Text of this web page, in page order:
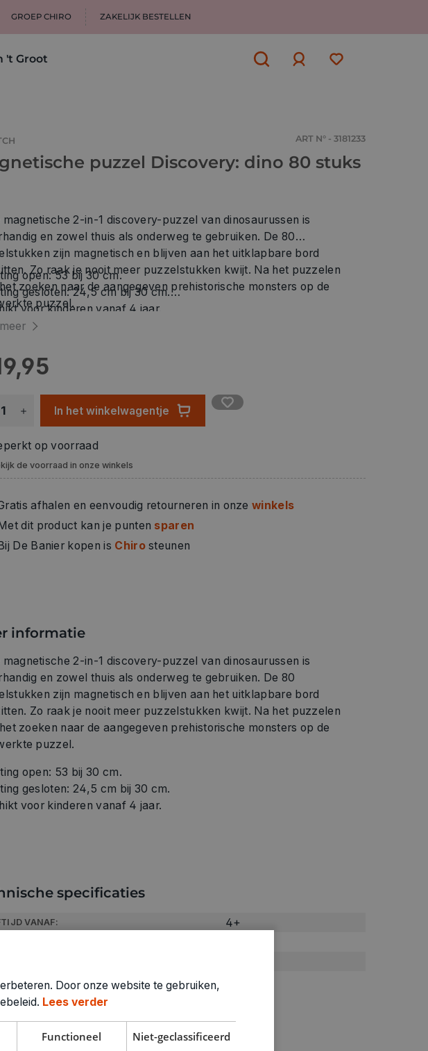
GROEP CHIRO ZAKELIJK BESTELLEN
't Groot
ART N° - 3181233
puzzel Discovery: dino 80 stuks
magnetische 2-in-1 discovery-puzzel van dinosaurussen is
en zowel thuis als onderweg te gebruiken. De 80
zijn magnetisch en blijven aan het uitklapbare bord
Zo raak je nooit meer puzzelstukken kwijt. Na het puzzelen
zoeken naar de aangegeven prehistorische monsters op de
puzzel.
open: 53 bij 30 cm.
gesloten: 24,5 cm bij 30 cm.
voor kinderen vanaf 4 jaar.
In het winkelwagentje
op voorraad
de voorraad in onze winkels
afhalen en eenvoudig retourneren in onzewinkels
Met dit product kan je punten sparen
Bij De Banier kopen is Chirosteunen
informatie
magnetische 2-in-1 discovery-puzzel van dinosaurussen is
en zowel thuis als onderweg te gebruiken. De 80
zijn magnetisch en blijven aan het uitklapbare bord
Zo raak je nooit meer puzzelstukken kwijt. Na het puzzelen
zoeken naar de aangegeven prehistorische monsters op de
puzzel.
open: 53 bij 30 cm.
gesloten: 24,5 cm bij 30 cm.
voor kinderen vanaf 4 jaar.
specificaties
VANAF: 4+
Door onze website te gebruiken,
Lees verder
Functioneel Niet-geclassificeerd